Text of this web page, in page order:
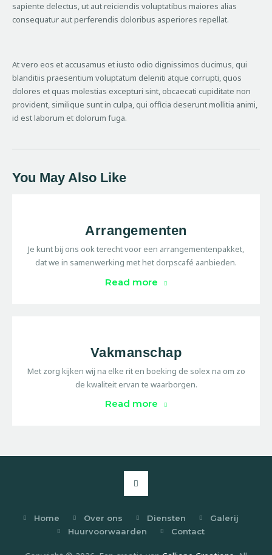
sapiente delectus, ut aut reiciendis voluptatibus maiores alias
consequatur aut perferendis doloribus asperiores repellat.
At vero eos et accusamus et iusto odio dignissimos ducimus, qui
blanditiis praesentium voluptatum deleniti atque corrupti, quos
dolores et quas molestias excepturi sint, obcaecati cupiditate non
provident, similique sunt in culpa, qui officia deserunt mollitia animi,
id est laborum et dolorum fuga.
You May Also Like
Arrangementen
Je kunt bij ons ook terecht voor een arrangementenpakket,
dat we in samenwerking met het dorpscafé aanbieden.
Read more
Vakmanschap
Met zorg kijken wij na elke rit en boeking de solex na om zo
de kwaliteit ervan te waarborgen.
Read more
Home Over ons Diensten
Galerij
Huurvoorwaarden
Contact